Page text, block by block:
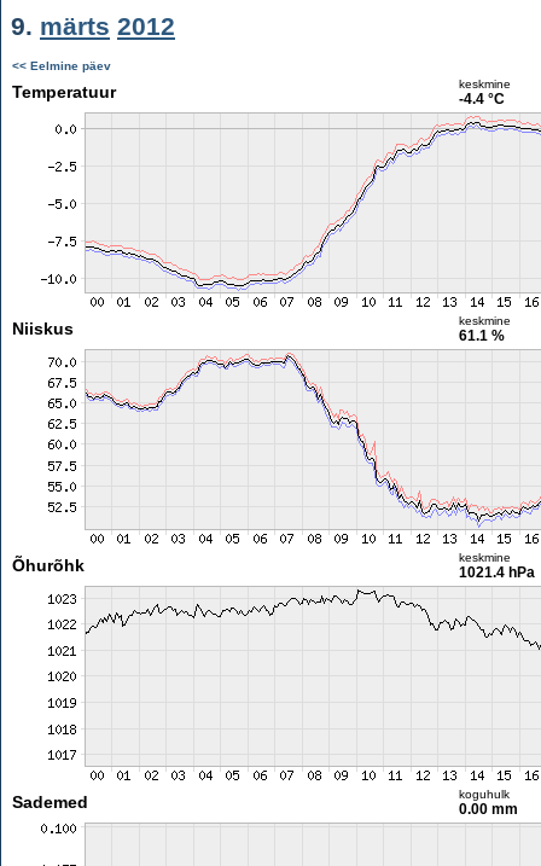
9. märts 2012
<< Eelmine päev
Temperatuur keskmine
-4.4 °C
Niiskus keskmine
61.1 %
Õhurõhk keskmine
1021.4 hPa
Sademed koguhulk
0.00 mm